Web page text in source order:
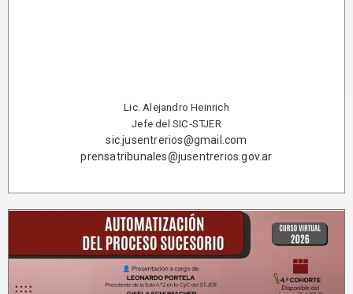
Lic. Alejandro Heinrich
Jefe del SIC-STJER
sic.jusentrerios@gmail.com
prensatribunales@jusentrerios.gov.ar